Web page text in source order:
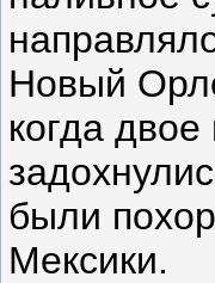
Новый
когда
были
Мексики.